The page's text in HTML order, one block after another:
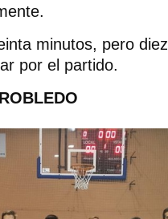
minutos, pero
por el partido.